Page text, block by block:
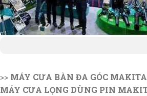
>> MÁY CƯA BÀN ĐA GÓC MAKITA
MÁY CƯA LỌNG DÙNG PIN